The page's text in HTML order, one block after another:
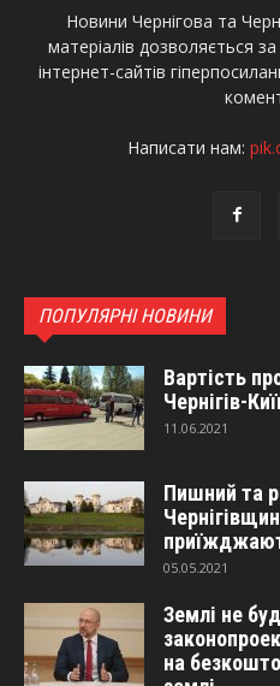
Новини Чернігова та
матеріалів дозволяється
інтернет-сайтів
Написати нам:
ПОПУЛЯРНІ НОВИНИ
Вартість
Чернігів-
11.06.2021
Пишний та
05.05.2021
Землі не
на